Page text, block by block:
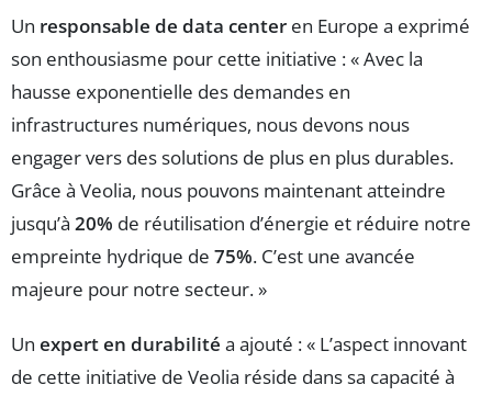
Un responsable de data center en Europe a exprimé
son enthousiasme pour cette initiative : « Avec la
hausse exponentielle des demandes en
infrastructures numériques, nous devons nous
engager vers des solutions de plus en plus durables.
Grâce à Veolia, nous pouvons maintenant atteindre
jusqu’à 20% de réutilisation d’énergie et réduire notre
empreinte hydrique de 75%. C’est une avancée
majeure pour notre secteur. »
Un expert en durabilité a ajouté : « L’aspect innovant
de cette initiative de Veolia réside dans sa capacité à